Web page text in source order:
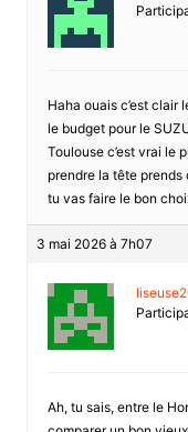
Haha ouais c’est clair
le budget pour le
Toulouse c’est vrai le
prendre la tête prends
tu vas faire le bon
3 mai 2026 à 7h07
Ah, tu sais, entre le